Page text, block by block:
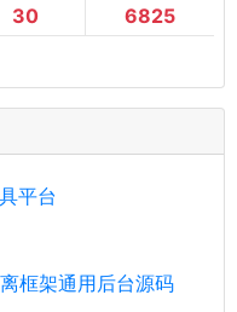
30
6825
平台
框架通用后台源码